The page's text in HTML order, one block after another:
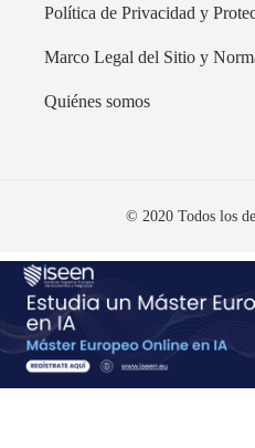
Política de Privacidad y
Marco Legal del Sitio y
Quiénes somos
© 2020 Todos los